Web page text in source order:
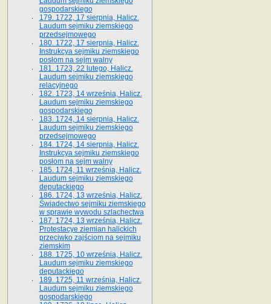
gospodarskiego
179. 1722, 17 sierpnia, Halicz.
Laudum sejmiku ziemskiego
przedsejmowego
180. 1722, 17 sierpnia, Halicz.
Instrukcya sejmiku ziemskiego
posłom na sejm walny
181. 1723, 22 lutego, Halicz.
Laudum sejmiku ziemskiego
relacyjnego
182. 1723, 14 września, Halicz.
Laudum sejmiku ziemskiego
gospodarskiego
183. 1724, 14 sierpnia, Halicz.
Laudum sejmiku ziemskiego
przedsejmowego
184. 1724, 14 sierpnia, Halicz.
Instrukcya sejmiku ziemskiego
posłom na sejm walny
185. 1724, 11 września, Halicz.
Laudum sejmiku ziemskiego
deputackiego
186. 1724, 13 września, Halicz.
Świadectwo sejmiku ziemskiego
w sprawie wywodu szlachectwa
187. 1724, 13 września, Halicz.
Protestacye ziemian halickich
przeciwko zajściom na sejmiku
ziemskim
188. 1725, 10 września, Halicz.
Laudum sejmiku ziemskiego
deputackiego
189. 1725, 11 września, Halicz.
Laudum sejmiku ziemskiego
gospodarskiego